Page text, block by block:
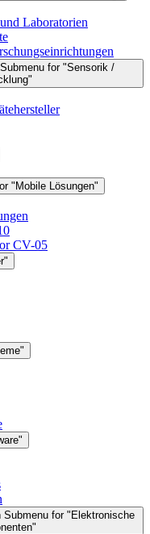
Laboratorien
Submenu for "Sensorik /
"Mobile Lösungen"
CV-05
Submenu for "Elektronische